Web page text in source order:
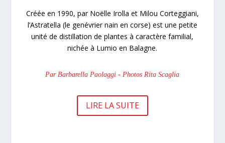
Créée en 1990, par Noëlle Irolla et Milou Corteggiani,
l’Astratella (le genévrier nain en corse) est une petite
unité de distillation de plantes à caractère familial,
nichée à Lumio en Balagne.
Par Barbarella Paolaggi - Photos Rita Scaglia
LIRE LA SUITE